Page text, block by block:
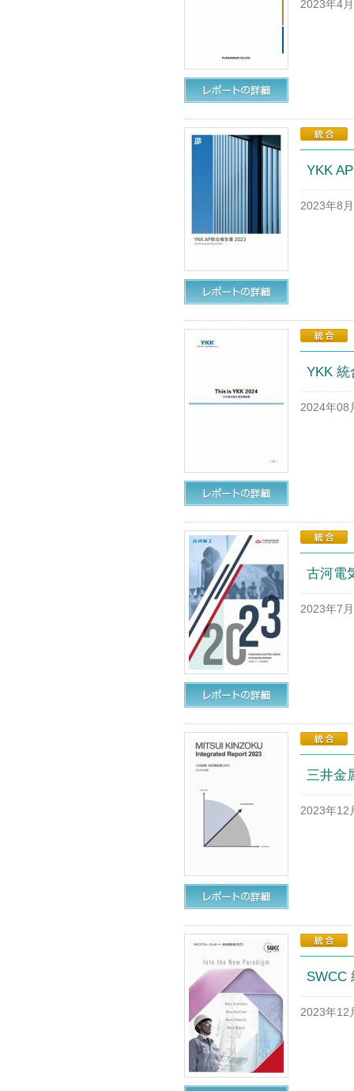
2023年4
YKK
2023年8
YKK 統
2024年08
古河電
2023年7
三井金
2023年12
SWCC
2023年12